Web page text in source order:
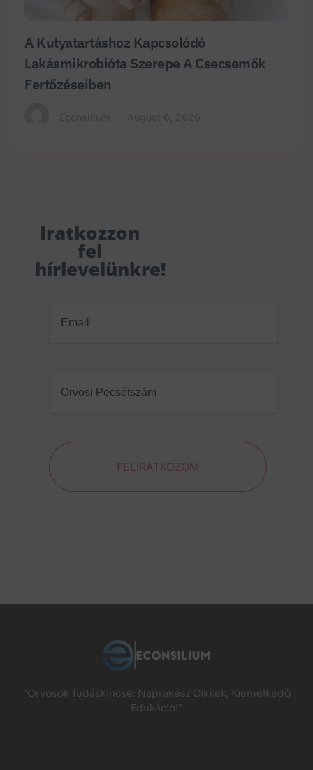
A Kutyatartáshoz Kapcsolódó
Lakásmikrobióta Szerepe A Csecsemők
Fertőzéseiben
Iratkozzon
fel
hírlevelünkre!
Pecsétszám(Required)
FELIRATKOZOM
"Orvosok Tudáskincse: Naprakész Cikkek, Kiemelkedő
Edukáció!"